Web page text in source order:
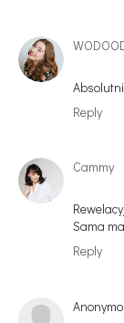
Reply
Cammy
Sama
Reply